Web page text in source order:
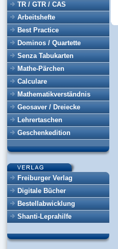
TR / GTR / CAS
Arbeitshefte
Best Practice
Dominos / Quartette
Senza Tabukarten
Mathe-Pärchen
Calculare
Mathematikverständnis
Geosaver / Dreiecke
Lehrertaschen
Geschenkedition
Freiburger Verlag
Digitale Bücher
Bestellabwicklung
Shanti-Leprahilfe